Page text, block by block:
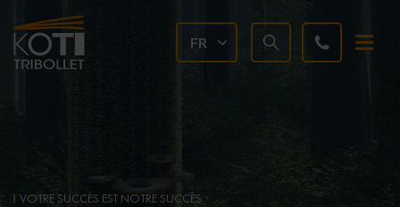
FR
VOTRE SUCCÈS EST NOTRE SUCCÈS